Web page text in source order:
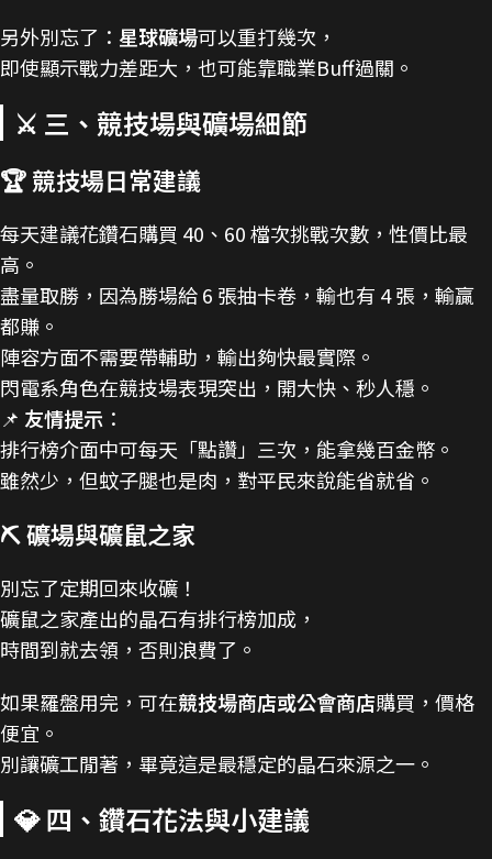
另外別忘了： 星球礦場可以重打幾次，
即使顯示戰力差距大，也可能靠職業Buff過關。
⚔️ 三、競技場與礦場細節
🏆 競技場日常建議
每天建議花鑽石購買 40、60 檔次挑戰次數，性價比最
高。
盡量取勝，因為勝場給 6 張抽卡卷，輸也有 4 張，輸贏
都賺。
陣容方面不需要帶輔助，輸出夠快最實際。
閃電系角色在競技場表現突出，開大快、秒人穩。
📌 友情提示 ：
排行榜介面中可每天「點讚」三次，能拿幾百金幣。
雖然少，但蚊子腿也是肉，對平民來說能省就省。
⛏️ 礦場與礦鼠之家
別忘了定期回來收礦！
礦鼠之家產出的晶石有排行榜加成，
時間到就去領，否則浪費了。
如果羅盤用完，可在競技場商店或公會商店購買，價格
便宜。
別讓礦工閒著，畢竟這是最穩定的晶石來源之一。
💎 四、鑽石花法與小建議